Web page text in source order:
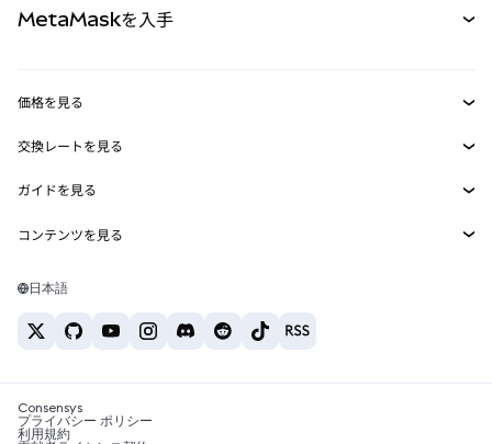
RWA
MetaMask Connect
Snaps
Web3サービス
MetaMaskを入手
セキュリティ
サポート
キャリア
お問い合わせ
価格を見る
イーサリアムの価格
Solanaの価格
Tetherの価格
交換レートを見る
ETH→USD
USDT→INR
BTC→INR
ETH→USDT
ガイドを見る
ETHの購入
USDTの購入
SHIBの購入
BNBの購入
コンテンツを見る
Solanaウォレット
税制関連ニュース
日本語
Consensys
プライバシー ポリシー
利用規約